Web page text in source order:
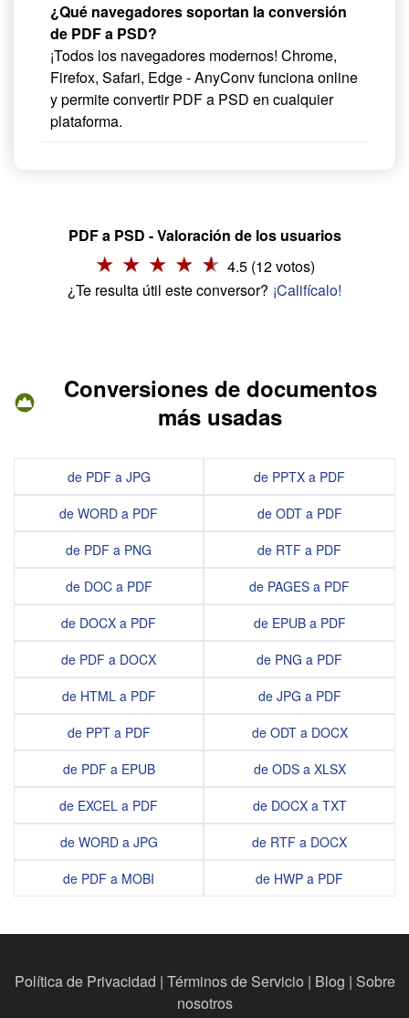
¿Qué navegadores soportan la conversión
de PDF a PSD?
¡Todos los navegadores modernos! Chrome,
Firefox, Safari, Edge - AnyConv funciona online
y permite convertir PDF a PSD en cualquier
plataforma.
PDF a PSD - Valoración de los usuarios
4.5 (12 votos)
¿Te resulta útil este conversor? ¡Califícalo!
Conversiones de documentos
más usadas
de PDF a JPG
de WORD a PDF
de PDF a PNG
de DOC a PDF
de DOCX a PDF
de PDF a DOCX
de HTML a PDF
de PPT a PDF
de PDF a EPUB
de EXCEL a PDF
de WORD a JPG
de PDF a MOBI
de PPTX a PDF
de ODT a PDF
de RTF a PDF
de PAGES a PDF
de EPUB a PDF
de PNG a PDF
de JPG a PDF
de ODT a DOCX
de ODS a XLSX
de DOCX a TXT
de RTF a DOCX
de HWP a PDF
Política de Privacidad | Términos de Servicio | Blog | Sobre
nosotros